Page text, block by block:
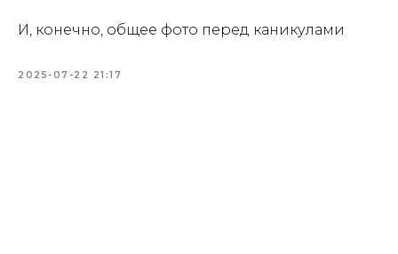
И, конечно, общее фото перед каникулами
2025-07-22 21:17